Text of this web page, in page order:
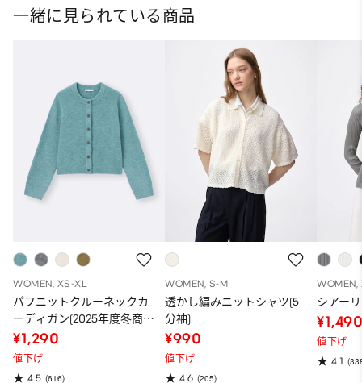
一緒に見られている商品
WOMEN, XS-XL
パフニットクルーネックカ
ーディガン(2025年度冬商
品)
¥1,290
値下げ
4.5 (616)
WOMEN, S-M
透かし編みニットシャツ(5
分袖)
¥990
値下げ
4.6 (205)
WOMEN,
シアー
値下げ
4.1